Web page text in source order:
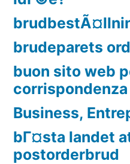
brudeparets
buon sito web
corrispondenza
Business,
bГ¤sta landet
postorderbrud